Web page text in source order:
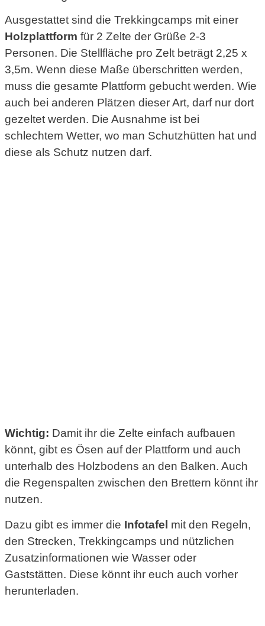
Ausgestattet sind die Trekkingcamps mit einer
Holzplattform für 2 Zelte der Grüße 2-3
Personen. Die Stellfläche pro Zelt beträgt 2,25 x
3,5m. Wenn diese Maße überschritten werden,
muss die gesamte Plattform gebucht werden. Wie
auch bei anderen Plätzen dieser Art, darf nur dort
gezeltet werden. Die Ausnahme ist bei
schlechtem Wetter, wo man Schutzhütten hat und
diese als Schutz nutzen darf.
Wichtig: Damit ihr die Zelte einfach aufbauen
könnt, gibt es Ösen auf der Plattform und auch
unterhalb des Holzbodens an den Balken. Auch
die Regenspalten zwischen den Brettern könnt ihr
nutzen.
Dazu gibt es immer die Infotafel mit den Regeln,
den Strecken, Trekkingcamps und nützlichen
Zusatzinformationen wie Wasser oder
Gaststätten. Diese könnt ihr euch auch vorher
herunterladen.